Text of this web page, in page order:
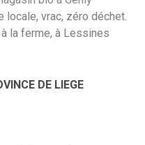
locale, vrac, zéro déchet.
la ferme, à Lessines
DE LIEGE